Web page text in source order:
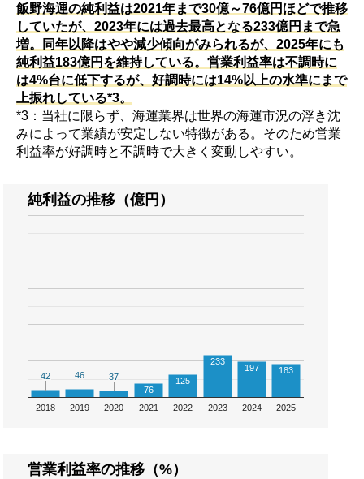
飯野海運の純利益は2021年まで30億～76億円ほどで推移
していたが、2023年には過去最高となる233億円まで急
増。同年以降はやや減少傾向がみられるが、2025年にも
純利益183億円を維持している。営業利益率は不調時に
は4%台に低下するが、好調時には14%以上の水準にまで
上振れしている*3。
*3：当社に限らず、海運業界は世界の海運市況の浮き沈
みによって業績が安定しない特徴がある。そのため営業
利益率が好調時と不調時で大きく変動しやすい。
純利益の推移（億円）
2018 2019 2020 2021 2022 2023 2024 2025
42
42 46
46 37
37
76
125
233
197 183
営業利益率の推移（%）